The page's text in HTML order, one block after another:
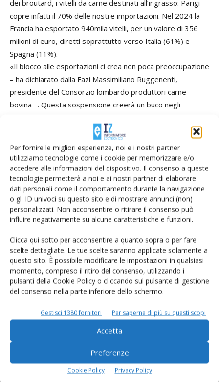
Per fornire le migliori esperienze, noi e i nostri partner
utilizziamo tecnologie come i cookie per memorizzare e/o
accedere alle informazioni del dispositivo. Il consenso a queste
tecnologie permetterà a noi e ai nostri partner di elaborare
dati personali come il comportamento durante la navigazione
o gli ID univoci su questo sito e di mostrare annunci (non)
personalizzati. Non acconsentire o ritirare il consenso può
influire negativamente su alcune caratteristiche e funzioni.
Clicca qui sotto per acconsentire a quanto sopra o per fare
scelte dettagliate. Le tue scelte saranno applicate solamente a
questo sito. È possibile modificare le impostazioni in qualsiasi
momento, compreso il ritiro del consenso, utilizzando i
pulsanti della Cookie Policy o cliccando sul pulsante di gestione
del consenso nella parte inferiore dello schermo.
Gestisci 1380 fornitori Per saperne di più su questi scopi
Accetta
Preferenze
Cookie Policy Privacy Policy
dei broutard, i vitelli da carne destinati all’ingrasso: Parigi
copre infatti il 70% delle nostre importazioni. Nel 2024 la
Francia ha esportato 940mila vitelli, per un valore di 356
milioni di euro, diretti soprattutto verso Italia (61%) e
Spagna (11%).
«Il blocco alle esportazioni ci crea non poca preoccupazione
– ha dichiarato dalla Fazi Massimiliano Ruggenenti,
presidente del Consorzio lombardo produttori carne
bovina –. Questa sospensione creerà un buco negli
trovarci con un calo di bovini da macello. Il sistema italiano,
che già oggi produce meno del 50% della carne bovina
necessaria, rischia di indebolirsi ulteriormente».
TAG Carbon farming Fazi
Lumpy skin disease
Montichiari
rilancio sostenbilit zootecnia da carne
Facebook Twitter
Articoli correlati
Convegno Iz-Izsler alla fiera di
Montichiari
Confermato un focolaio di Lsd
nell’oristanese